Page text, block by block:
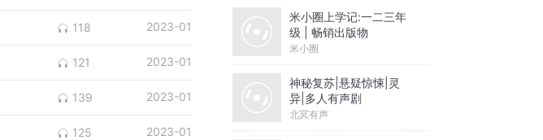
118 2023-01
121 2023-01
139 2023-01
125 2023-01
米小圈上学记:一二三年
级 | 畅销出版物
米小圈
神秘复苏|悬疑惊悚|灵
异|多人有声剧
北冥有声